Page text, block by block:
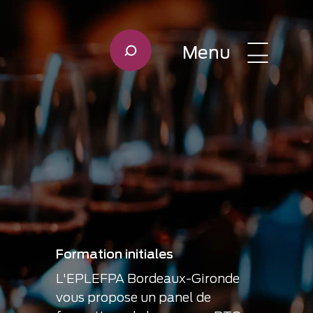
Menu
Formation initiales
L'EPLEFPA Bordeaux-Gironde
vous propose un panel de